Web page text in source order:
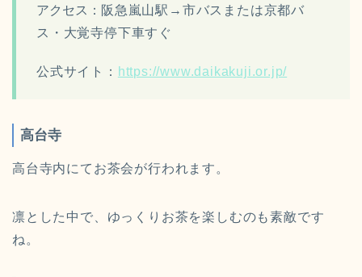
アクセス： 阪急嵐山駅→市バスまたは京都バ
ス・大覚寺停下車すぐ
公式サイト： https://www.daikakuji.or.jp/
高台寺
高台寺内にてお茶会が行われます。
凛とした中で、ゆっくりお茶を楽しむのも素敵です
ね。